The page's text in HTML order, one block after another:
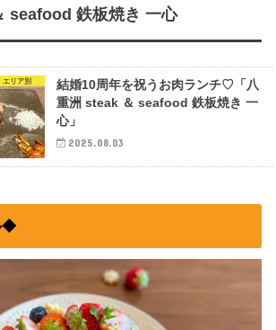
seafood 鉄板焼き 一心
エリア別
結婚10周年を祝うお肉ランチ♡「八
重洲 steak ＆ seafood 鉄板焼き 一
心」
2025.08.03
◆